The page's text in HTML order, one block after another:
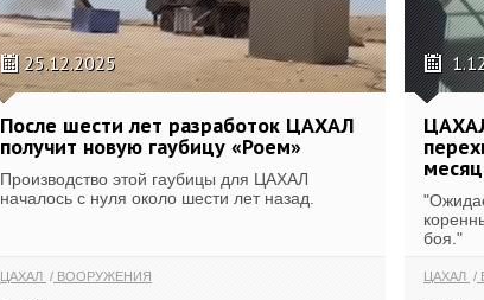
25.12.2025
После шести лет разработок ЦАХАЛ
получит новую гаубицу «Роем»
Производство этой гаубицы для ЦАХАЛ
началось с нуля около шести лет назад.
ЦАХАЛ ВООРУЖЕНИЯ
боя."
ЦАХАЛ